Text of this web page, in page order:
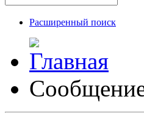
Расширенный поиск